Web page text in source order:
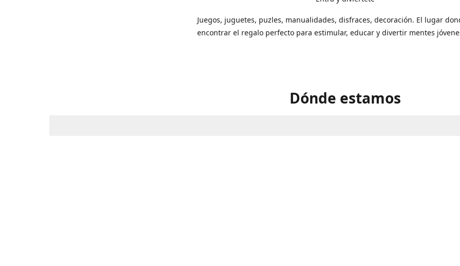
Juegos, juguetes, puzles, manualidades, disfraces, decoración. El lugar
encontrar el regalo perfecto para estimular, educar y divertir mentes
Dónde estamos